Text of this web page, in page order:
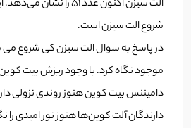
الت سیزن اکنون عدد 51 را
شروع الت سیزن است.
در پاسخ به سوال الت سیزن کی شروع می
موجود نگاه کرد. با وجود ریزش بیت
دامیننس بیت کوین هنوز روندی نزولی
دارندگان آلت کوین‌ها هنوز نور امیدی را